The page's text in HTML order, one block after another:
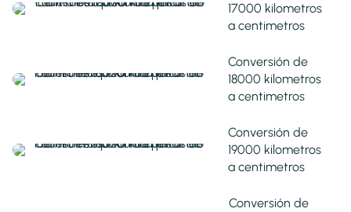
17000 kilometros
a centimetros
Conversión de
18000 kilometros
a centimetros
Conversión de
19000 kilometros
a centimetros
Conversión de